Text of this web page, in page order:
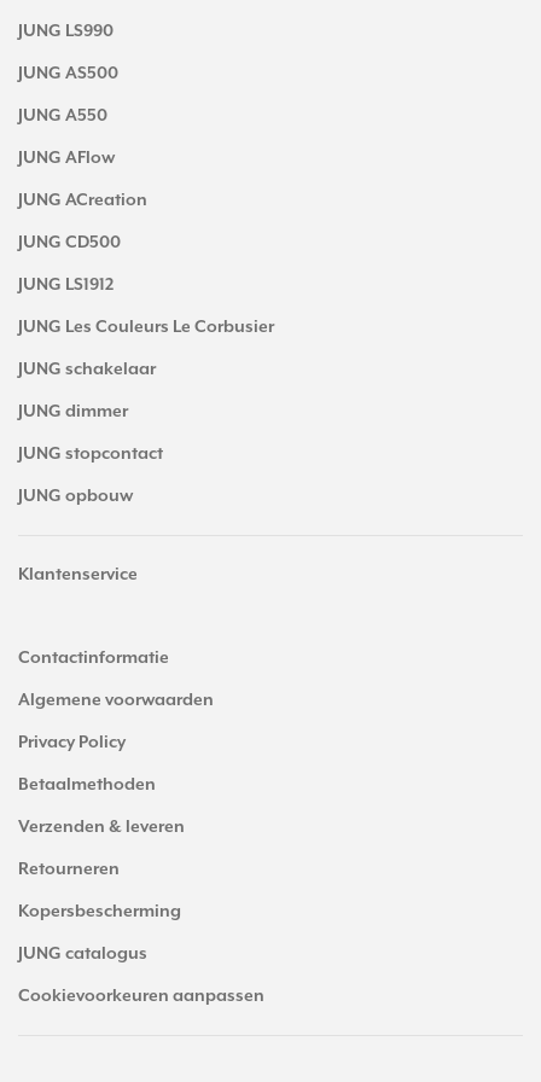
JUNG LS990
JUNG AS500
JUNG A550
JUNG AFlow
JUNG ACreation
JUNG CD500
JUNG LS1912
JUNG Les Couleurs Le Corbusier
JUNG schakelaar
JUNG dimmer
JUNG stopcontact
JUNG opbouw
Klantenservice
Contactinformatie
Algemene voorwaarden
Privacy Policy
Betaalmethoden
Verzenden & leveren
Retourneren
Kopersbescherming
JUNG catalogus
Cookievoorkeuren aanpassen